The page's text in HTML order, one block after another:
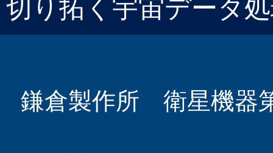
切り拓く宇宙データ
鎌倉製作所 衛星機